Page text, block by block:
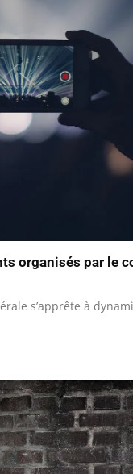
organisés par le
s’apprête à